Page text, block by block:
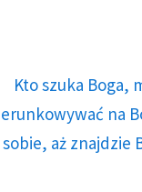
Kto szuka Boga,
na
sobie, aż znajdzie